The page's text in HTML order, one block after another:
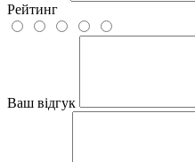
Рейтинг
Ваш відгук